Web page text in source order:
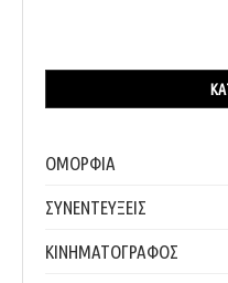
ΟΜΟΡΦΙΑ
ΣΥΝΕΝΤΕΥΞΕΙΣ
ΚΙΝΗΜΑΤΟΓΡΑΦΟΣ